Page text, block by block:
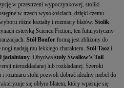
w przestrzeni wypoczynkowej, stoliki
w trzech wysokościach, dzięki czemu
różne kształty i rozmiary blatów. Stolik
estetyką Science Fiction, ten futurystyczny
Stół Bonfor formą jest zbliżony do
nogi nadają mu lekkiego charakteru. Stół Taoz i
jadalniany . Obydwa stoły Swallow’s Tail
nierozkładanej lub rozkładanej. Szeroki
rozmiaru stołu pozwoli dobrać idealny mebel do
się obłym blatem, który wpasuje się